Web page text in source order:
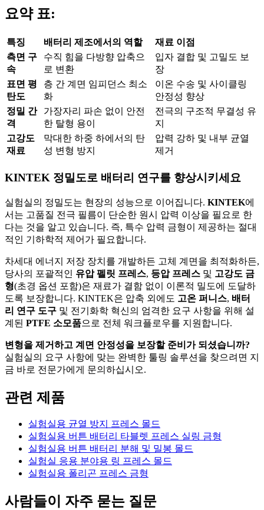
요약 표:
특징 배터리 제조에서의 역할
재료 이점
측면 구
속
수직 힘을 다방향 압축으
로 변환
입자 결합 및 고밀도 보
장
표면 평
탄도
층 간 계면 임피던스 최소
화
이온 수송 및 사이클링
안정성 향상
정밀 간
격
가장자리 파손 없이 안전
한 탈형 용이
전극의 구조적 무결성 유
지
고강도
재료
막대한 하중 하에서의 탄
성 변형 방지
압력 강하 및 내부 균열
제거
KINTEK 정밀도로 배터리 연구를 향상시키세요
실험실의 정밀도는 현장의 성능으로 이어집니다. KINTEK에
서는 고품질 전극 필름이 단순한 원시 압력 이상을 필요로 한
다는 것을 알고 있습니다. 즉, 특수 압력 금형이 제공하는 절대
적인 기하학적 제어가 필요합니다.
차세대 에너지 저장 장치를 개발하든 고체 계면을 최적화하든,
당사의 포괄적인 유압 펠릿 프레스, 등압 프레스 및 고강도 금
형(초경 옵션 포함)은 재료가 결함 없이 이론적 밀도에 도달하
도록 보장합니다. KINTEK은 압축 외에도 고온 퍼니스, 배터
리 연구 도구 및 전기화학 혁신의 엄격한 요구 사항을 위해 설
계된 PTFE 소모품으로 전체 워크플로우를 지원합니다.
변형을 제거하고 계면 안정성을 보장할 준비가 되셨습니까?
실험실의 요구 사항에 맞는 완벽한 툴링 솔루션을 찾으려면 지
금 바로 전문가에게 문의하십시오.
관련 제품
실험실용 균열 방지 프레스 몰드
실험실용 버튼 배터리 타블렛 프레스 실링 금형
실험실용 버튼 배터리 분해 및 밀봉 몰드
실험실 응용 분야용 링 프레스 몰드
실험실용 폴리곤 프레스 금형
사람들이 자주 묻는 질문